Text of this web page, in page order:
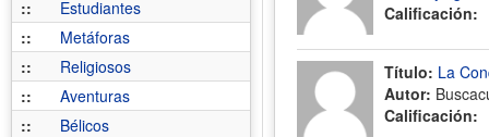
::
Estudiantes
::
Metáforas
::
Religiosos
::
Aventuras
::
Bélicos
Calificación:
Título: La
Autor:
Calificación: